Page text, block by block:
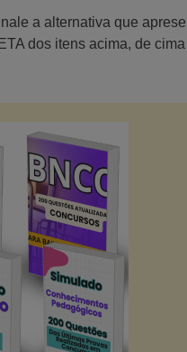
a alternativa que
dos itens acima, de